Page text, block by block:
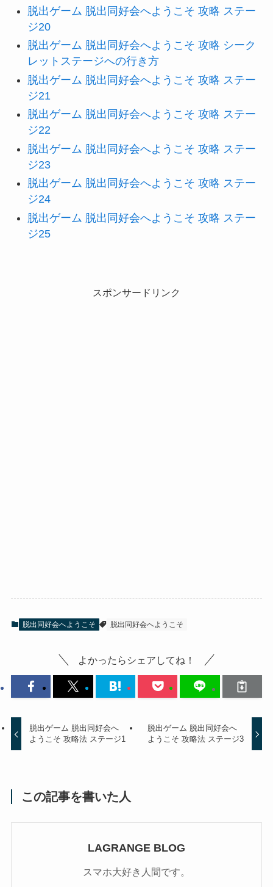
脱出ゲーム 脱出同好会へようこそ 攻略 ステー
ジ20
脱出ゲーム 脱出同好会へようこそ 攻略 シーク
レットステージへの行き方
脱出ゲーム 脱出同好会へようこそ 攻略 ステー
ジ21
脱出ゲーム 脱出同好会へようこそ 攻略 ステー
ジ22
脱出ゲーム 脱出同好会へようこそ 攻略 ステー
ジ23
脱出ゲーム 脱出同好会へようこそ 攻略 ステー
ジ24
脱出ゲーム 脱出同好会へようこそ 攻略 ステー
ジ25
スポンサードリンク
脱出同好会へようこそ 脱出同好会へようこそ
よかったらシェアしてね！
脱出ゲーム 脱出同好会へ
ようこそ 攻略法 ステージ1
脱出ゲーム 脱出同好会へ
ようこそ 攻略法 ステージ3
この記事を書いた人
LAGRANGE BLOG
スマホ大好き人間です。